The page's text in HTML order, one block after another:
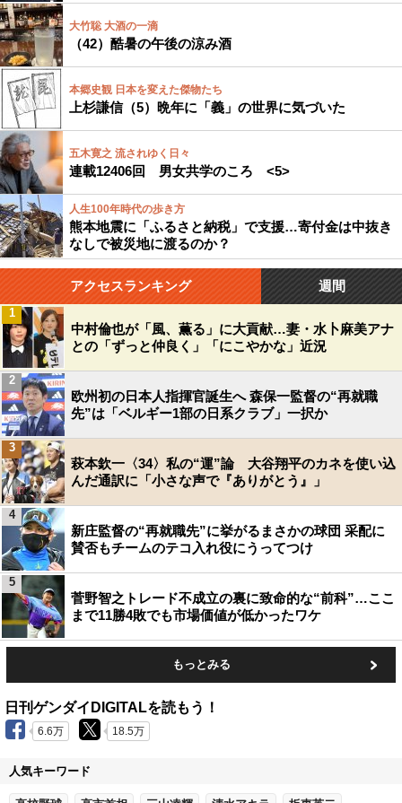
大竹聡 大酒の一滴
（42）酷暑の午後の涼み酒
本郷史観 日本を変えた傑物たち
上杉謙信（5）晩年に「義」の世界に気づいた
五木寛之 流されゆく日々
連載12406回 男女共学のころ <5>
人生100年時代の歩き方
熊本地震に「ふるさと納税」で支援…寄付金は中抜き
なしで被災地に渡るのか？
アクセスランキング 週間
中村倫也が「風、薫る」に大貢献…妻・水卜麻美アナ
との「ずっと仲良く」「にこやかな」近況
1
欧州初の日本人指揮官誕生へ 森保一監督の“再就職
先”は「ベルギー1部の日系クラブ」一択か
2
萩本欽一〈34〉私の“運”論 大谷翔平のカネを使い込
んだ通訳に「小さな声で『ありがとう』」
3
新庄監督の“再就職先”に挙がるまさかの球団 采配に
賛否もチームのテコ入れ役にうってつけ
4
菅野智之トレード不成立の裏に致命的な“前科”…ここ
まで11勝4敗でも市場価値が低かったワケ
5
もっとみる
日刊ゲンダイDIGITALを読もう！
6.6万 18.5万
人気キーワード